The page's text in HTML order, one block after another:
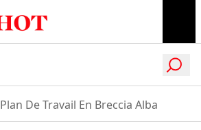
Plan De Travail En Breccia Alba